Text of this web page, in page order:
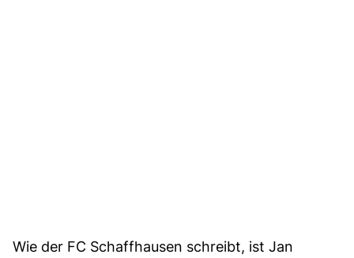
Wie der FC Schaffhausen schreibt, ist Jan